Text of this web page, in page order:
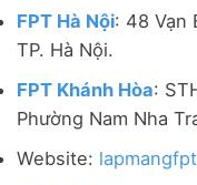
FPT Hà Nội: 48 Vạn
TP. Hà Nội.
FPT Khánh Hòa:
Phường Nam Nha
Website: